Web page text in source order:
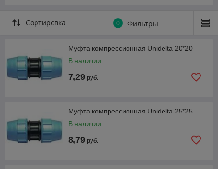
Сортировка 0 Фильтры
Муфта компрессионная Unidelta 20*20
В наличии
7,29 руб.
Муфта компрессионная Unidelta 25*25
В наличии
8,79 руб.